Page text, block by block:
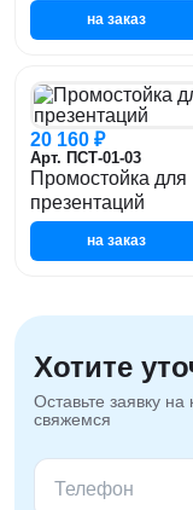
на заказ
20 160 ₽
Арт. ПСТ-01-03
Промостойка для
презентаций
на заказ
Хотите
Оставьте заявку
свяжемся